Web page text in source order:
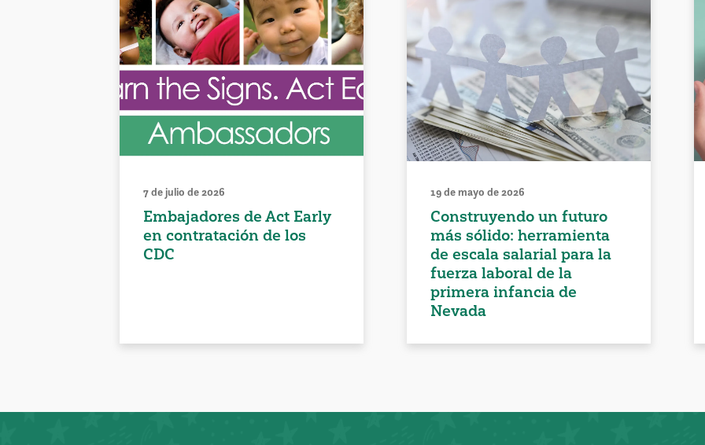
7 de julio de 2026
Embajadores de Act Early
en contratación de los
CDC
19 de mayo de 2026
Construyendo un futuro
más sólido: herramienta
de escala salarial para la
fuerza laboral de la
primera infancia de
Nevada